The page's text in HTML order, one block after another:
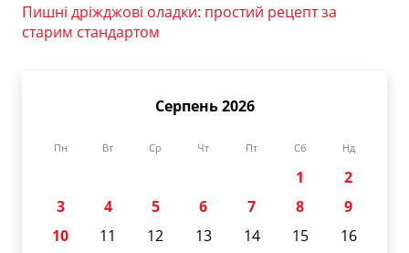
Пишні дріжджові оладки: простий рецепт за
старим стандартом
Серпень 2026
Пн Вт Ср Чт Пт Сб Нд
1
2
3
4 5 6 7 8
9
10
11 12 13 14 15
16